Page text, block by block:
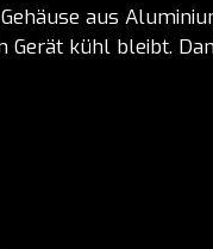
aus
Gerät kühl bleibt.